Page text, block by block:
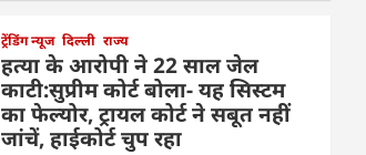
ट्रेंडिंग न्यूज दिल्ली राज्य
हत्या के आरोपी ने 22 साल जेल
काटी:सुप्रीम कोर्ट बोला- यह सिस्टम
का फेल्योर, ट्रायल कोर्ट ने सबूत नहीं
जांचें, हाईकोर्ट चुप रहा